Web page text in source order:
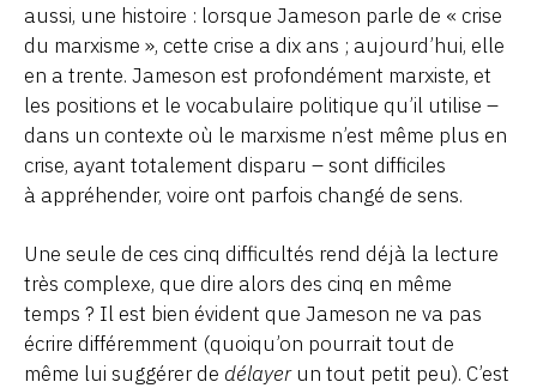
aussi, une histoire : lorsque Jameson parle de « crise
du marxisme », cette crise a dix ans ; aujourd’hui, elle
en a trente. Jameson est profondément marxiste, et
les positions et le vocabulaire politique qu’il utilise –
dans un contexte où le marxisme n’est même plus en
crise, ayant totalement disparu – sont difficiles
à appréhender, voire ont parfois changé de sens.
Une seule de ces cinq difficultés rend déjà la lecture
très complexe, que dire alors des cinq en même
temps ? Il est bien évident que Jameson ne va pas
écrire différemment (quoiqu’on pourrait tout de
même lui suggérer de délayerun tout petit peu). C’est